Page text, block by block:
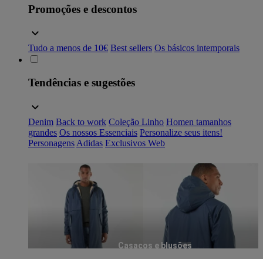
Promoções e descontos
Tudo a menos de 10€ Best sellers Os básicos intemporais
Tendências e sugestões
Denim Back to work Coleção Linho Homen tamanhos
grandes Os nossos Essenciais Personalize seus itens!
Personagens Adidas Exclusivos Web
Casacos e blusões